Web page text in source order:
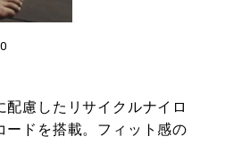
慮したリサイクルナイロ
ードを搭載。フィット感の